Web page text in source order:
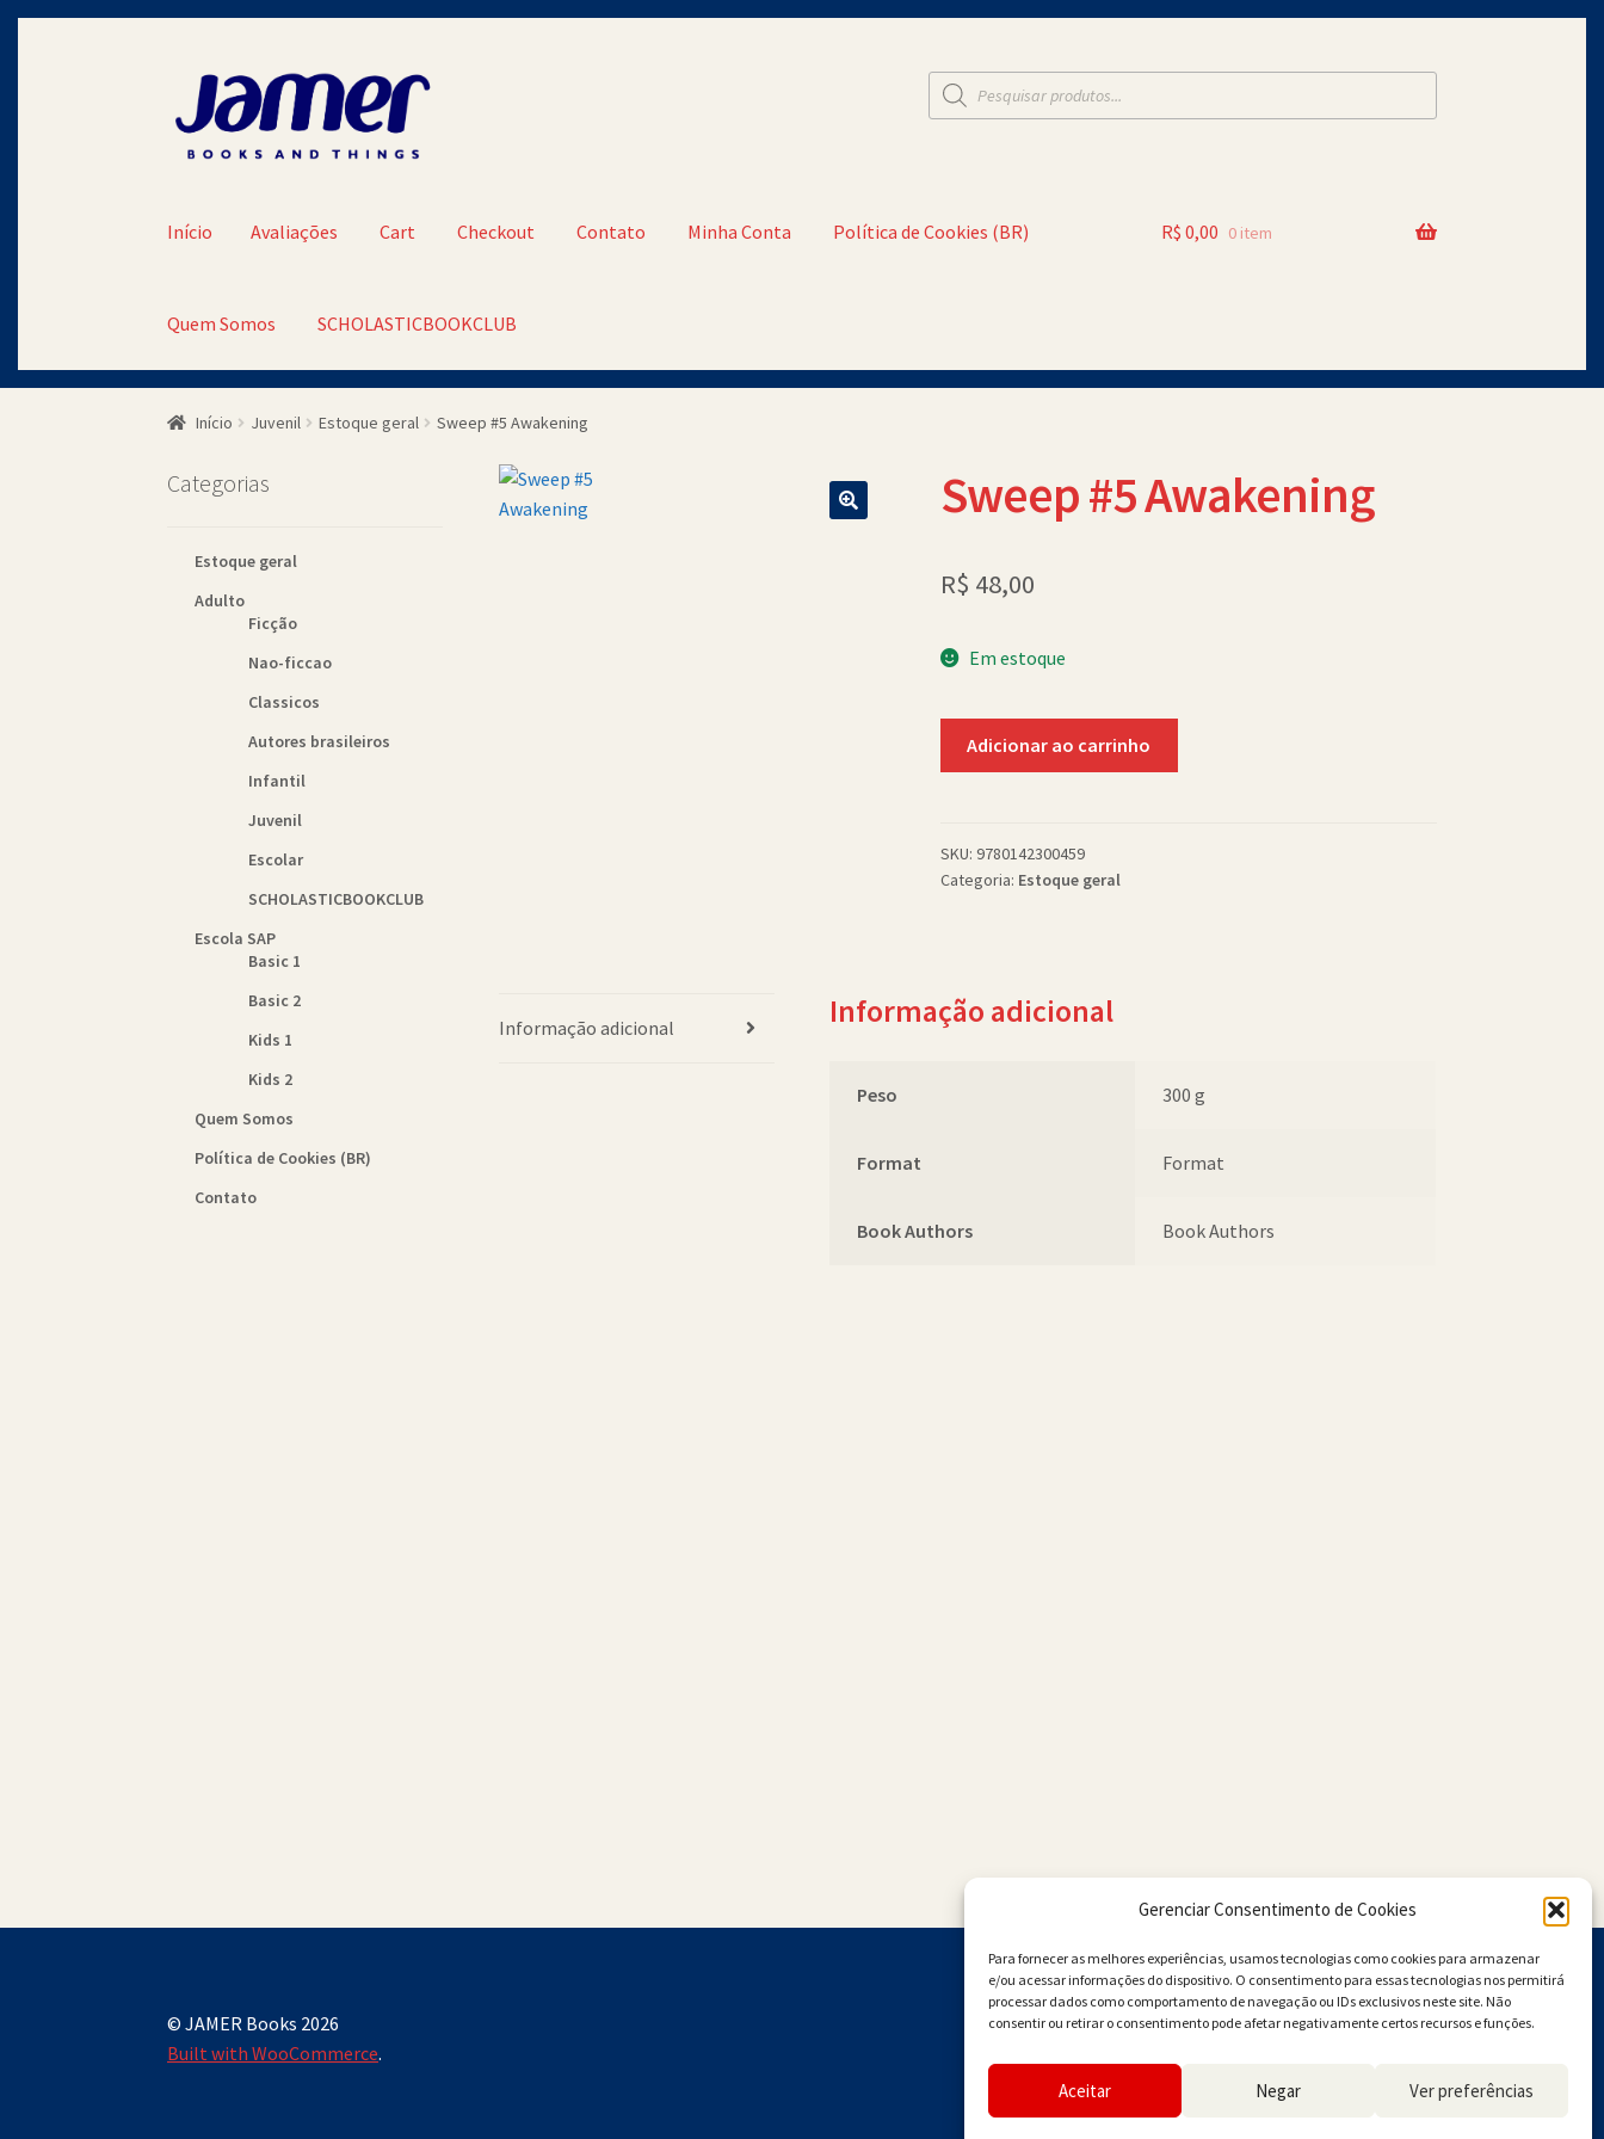
Gerenciar Consentimento de Cookies
Para fornecer as melhores experiências, usamos tecnologias como cookies para armazenar
e/ou acessar informações do dispositivo. O consentimento para essas tecnologias nos permitirá
processar dados como comportamento de navegação ou IDs exclusivos neste site. Não
consentir ou retirar o consentimento pode afetar negativamente certos recursos e funções.
Aceitar Negar Ver preferências
Pular
para
navegação
Pular
para
Pesquisar
produtos
Início Avaliações Cart Checkout Contato Minha Conta Política de Cookies (BR)
Quem Somos SCHOLASTICBOOKCLUB
R$ 0,00 0 item
Início Juvenil Estoque geral Sweep #5 Awakening
Sweep #5 Awakening
R$ 48,00
Em estoque
Adicionar ao carrinho
SKU: 9780142300459
Categoria: Estoque geral
Informação adicional Informação adicional
Peso 300 g
Format Format
Book Authors Book Authors
Categorias
Estoque geral
Adulto
Ficção
Nao-ficcao
Classicos
Autores brasileiros
Infantil
Juvenil
Escolar
SCHOLASTICBOOKCLUB
Escola SAP
Basic 1
Basic 2
Kids 1
Kids 2
Quem Somos
Política de Cookies (BR)
Contato
© JAMER Books 2026
Built with WooCommerce.